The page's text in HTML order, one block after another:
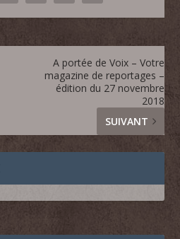
A portée de Voix – Votre
magazine de reportages –
édition du 27 novembre
2018
SUIVANT